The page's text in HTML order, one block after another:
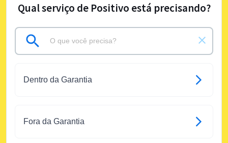
Qual serviço de Positivo está precisando?
Dentro da Garantia
Fora da Garantia